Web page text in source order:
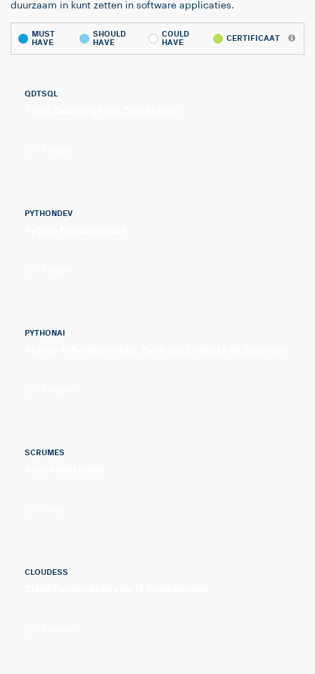
duurzaam in kunt zetten in software applicaties.
MUST
HAVE
SHOULD
HAVE
COULD
HAVE
CERTIFICAAT
QDTSQL
PYTHONDEV
PYTHONAI
SCRUMES
CLOUDESS